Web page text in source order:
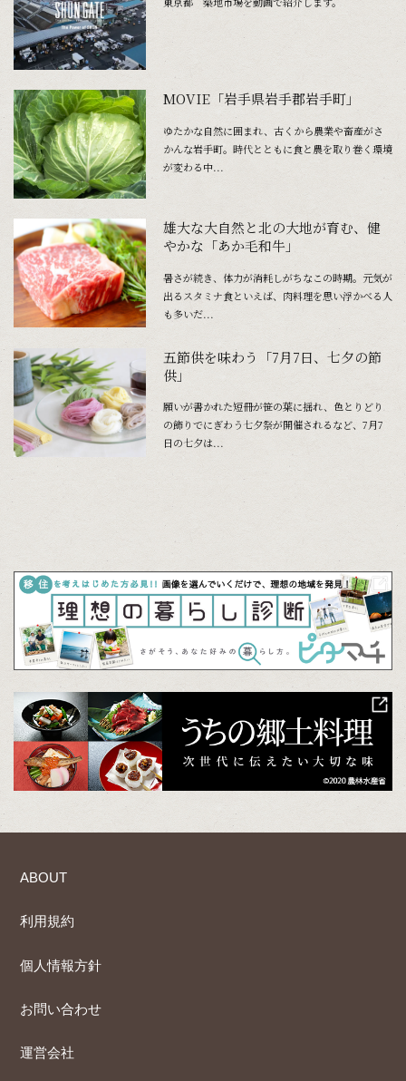
MOVIE「岩手県岩手郡岩手町」
ゆたかな自然に囲まれ、古くから農業や畜産がさ
かんな岩手町。時代とともに食と農を取り巻く環境
が変わる中...
雄大な大自然と北の大地が育む、健
やかな「あか毛和牛」
暑さが続き、体力が消耗しがちなこの時期。元気が
出るスタミナ食といえば、肉料理を思い浮かべる人
も多いだ...
五節供を味わう「7月7日、七夕の節
供」
願いが書かれた短冊が笹の葉に揺れ、色とりどり
の飾りでにぎわう七夕祭が開催されるなど、7月7
日の七夕は...
ABOUT
利用規約
個人情報方針
お問い合わせ
運営会社